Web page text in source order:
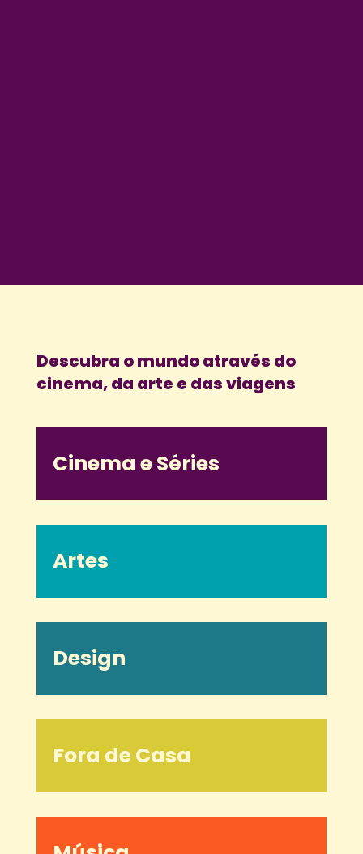
Descubra o mundo através do
cinema, da arte e das viagens
Cinema e Séries
Artes
Design
Fora de Casa